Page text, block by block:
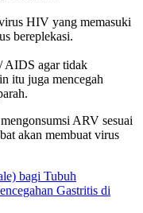
HIV yang memasuki
bereplekasi.
AIDS agar tidak
itu juga mencegah
ARV sesuai
akan membuat virus
bagi Tubuh
Gastritis di